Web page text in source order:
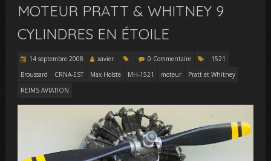
MOTEUR PRATT & WHITNEY 9
CYLINDRES EN ÉTOILE
14 septembre 2008 xavier 0 Commentaire
1521
Broussard
CRNA-EST Max Holste MH-1521 moteur
Pratt et Whitney
REIMS AVIATION